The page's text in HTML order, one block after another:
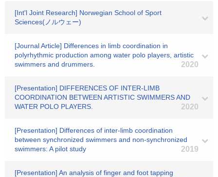
[Int'l Joint Research] Norwegian School of Sport
Sciences(ノルウェー)
[Journal Article] Differences in limb coordination in
polyrhythmic production among water polo players, artistic
swimmers and drummers.
2020
[Presentation] DIFFERENCES OF INTER-LIMB
COORDINATION BETWEEN ARTISTIC SWIMMERS AND
WATER POLO PLAYERS.
2020
[Presentation] Differences of inter-limb coordination
between synchronized swimmers and non-synchronized
swimmers: A pilot study
2019
[Presentation] An analysis of finger and foot tapping